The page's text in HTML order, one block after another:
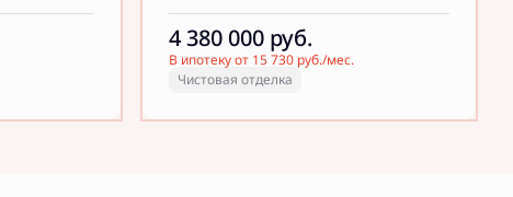
4 380 000 руб.
В ипотеку от 15 730 руб./мес.
Чистовая отделка